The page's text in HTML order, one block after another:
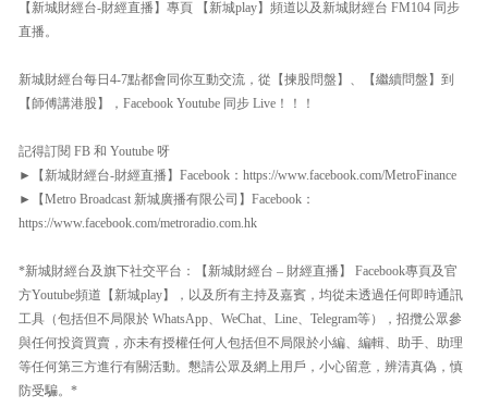
【新城財經台-財經直播】專頁 【新城play】頻道以及新城財經台 FM104 同步
直播。
新城財經台每日4-7點都會同你互動交流，從【揀股問盤】、【繼續問盤】到
【師傅講港股】，Facebook Youtube 同步 Live！！！
記得訂閱 FB 和 Youtube 呀
►【新城財經台-財經直播】Facebook：https://www.facebook.com/MetroFinance
►【Metro Broadcast 新城廣播有限公司】Facebook：
https://www.facebook.com/metroradio.com.hk
*新城財經台及旗下社交平台：【新城財經台 – 財經直播】 Facebook專頁及官
方Youtube頻道【新城play】，以及所有主持及嘉賓，均從未透過任何即時通訊
工具（包括但不局限於 WhatsApp、WeChat、Line、Telegram等），招攬公眾參
與任何投資買賣，亦未有授權任何人包括但不局限於小編、編輯、助手、助理
等任何第三方進行有關活動。懇請公眾及網上用戶，小心留意，辨清真偽，慎
防受騙。*